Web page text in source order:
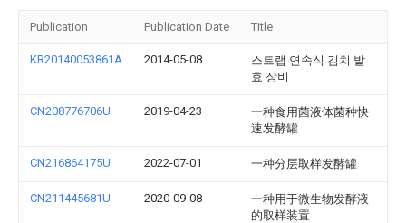
Publication Publication Date Title
KR20140053861A 2014-05-08
스트랩 연속식 김치 발
효 장비
CN208776706U 2019-04-23
一种食用菌液体菌种快
速发酵罐
CN216864175U 2022-07-01 一种分层取样发酵罐
CN211445681U 2020-09-08
一种用于微生物发酵液
的取样装置